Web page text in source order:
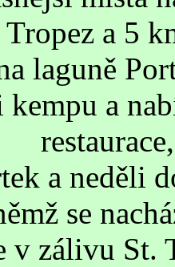
a 5
laguně
a
a neděli
se
v zálivu St.